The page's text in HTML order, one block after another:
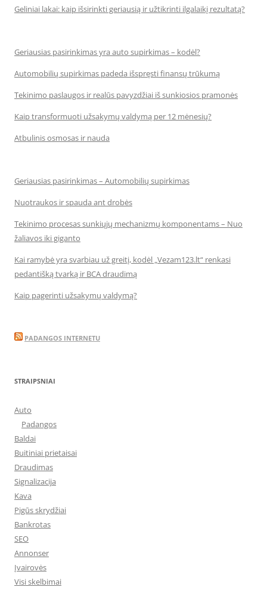
Geliniai lakai: kaip išsirinkti geriausią ir užtikrinti ilgalaikį rezultatą?
Geriausias pasirinkimas yra auto supirkimas – kodėl?
Automobilių supirkimas padeda išspręsti finansų trūkumą
Tekinimo paslaugos ir realūs pavyzdžiai iš sunkiosios pramonės
Kaip transformuoti užsakymų valdymą per 12 mėnesių?
Atbulinis osmosas ir nauda
Geriausias pasirinkimas – Automobilių supirkimas
Nuotraukos ir spauda ant drobės
Tekinimo procesas sunkiųjų mechanizmų komponentams – Nuo
žaliavos iki giganto
Kai ramybė yra svarbiau už greitį, kodėl „Vezam123.lt“ renkasi
pedantišką tvarką ir BCA draudimą
Kaip pagerinti užsakymų valdymą?
PADANGOS INTERNETU
STRAIPSNIAI
Auto
Padangos
Baldai
Buitiniai prietaisai
Draudimas
Signalizacija
Kava
Pigūs skrydžiai
Bankrotas
SEO
Annonser
Įvairovės
Visi skelbimai